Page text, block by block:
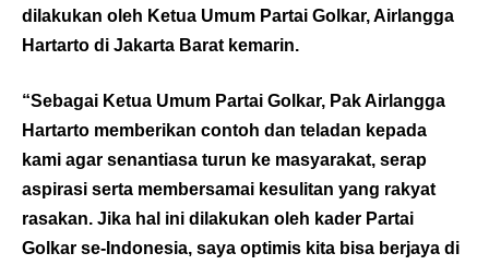
dilakukan oleh Ketua Umum Partai Golkar, Airlangga
Hartarto di Jakarta Barat kemarin.
“Sebagai Ketua Umum Partai Golkar, Pak Airlangga
Hartarto memberikan contoh dan teladan kepada
kami agar senantiasa turun ke masyarakat, serap
aspirasi serta membersamai kesulitan yang rakyat
rasakan. Jika hal ini dilakukan oleh kader Partai
Golkar se-Indonesia, saya optimis kita bisa berjaya di